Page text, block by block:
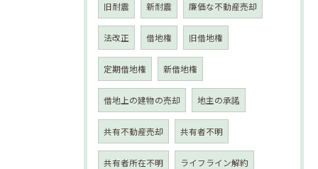
旧耐震 新耐震 廉価な不動産売却
法改正 借地権 旧借地権
定期借地権 新借地権
借地上の建物の売却 地主の承諾
共有不動産売却 共有者不明
共有者所在不明 ライフライン解約